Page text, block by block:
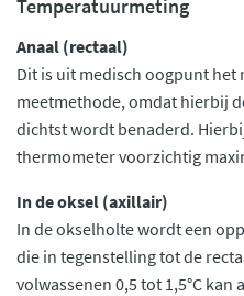
Temperatuurmeting
Anaal (rectaal)
Dit is uit medisch oogpunt het
meetmethode, omdat hierbij
dichtst wordt benaderd.
thermometer voorzichtig
In de oksel (axillair)
In de okselholte wordt een
die in tegenstelling tot de
volwassenen 0,5 tot 1,5°C